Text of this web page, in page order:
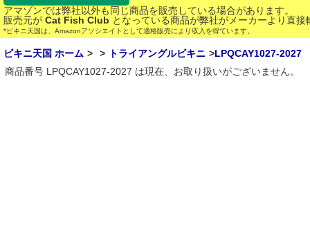
アマゾンでは弊社以外も同じ商品を販売している場合があります。
販売元が Cat Fish Club となっている商品が弊社がメーカーより直
*ビキニ天国は、Amazonアソシエイトとして適格販売により収入を得ています。
ビキニ天国 ホーム トライアングルビキニ
LPQCAY1027-2027
商品番号 LPQCAY1027-2027 は現在、お取り扱いがございません。